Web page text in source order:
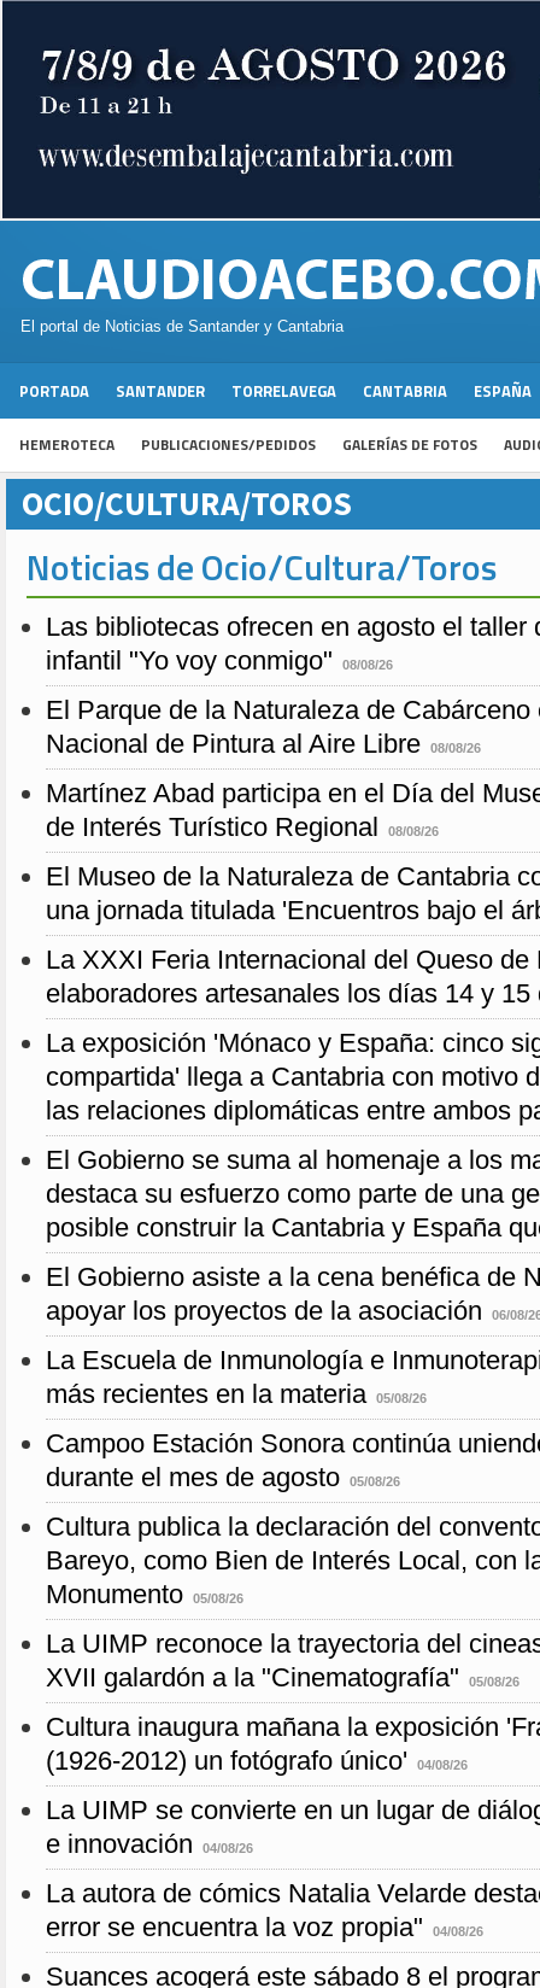
El portal de Noticias de Santander y Cantabria
PORTADA SANTANDER TORRELAVEGA CANTABRIA ESPAÑA
HEMEROTECA PUBLICACIONES/PEDIDOS GALERÍAS DE FOTOS
OCIO/CULTURA/TOROS
Noticias de Ocio/Cultura/Toros
Las bibliotecas ofrecen en agosto el taller
infantil "Yo voy conmigo"
08/08/26
El Parque de la Naturaleza de
Nacional de Pintura al Aire Libre
08/08/26
Martínez Abad participa en el Día del
de Interés Turístico Regional
08/08/26
El Museo de la Naturaleza de Cantabria
una jornada titulada 'Encuentros bajo el
La XXXI Feria Internacional del Queso
elaboradores artesanales los días 14 y 15
La exposición 'Mónaco y España: cinco
compartida' llega a Cantabria con motivo
las relaciones diplomáticas entre ambos
El Gobierno se suma al homenaje a los
destaca su esfuerzo como parte de una
posible construir la Cantabria y España
El Gobierno asiste a la cena benéfica de
apoyar los proyectos de la asociación
06/08/
La Escuela de Inmunología e
más recientes en la materia
05/08/26
Campoo Estación Sonora continúa
durante el mes de agosto
05/08/26
Cultura publica la declaración del
Bareyo, como Bien de Interés Local, con
Monumento
05/08/26
La UIMP reconoce la trayectoria del
XVII galardón a la "Cinematografía"
05/08/26
Cultura inaugura mañana la exposición
(1926-2012) un fotógrafo único'
04/08/26
La UIMP se convierte en un lugar de
e innovación
04/08/26
La autora de cómics Natalia Velarde
error se encuentra la voz propia"
04/08/26
Suances acogerá este sábado 8 el